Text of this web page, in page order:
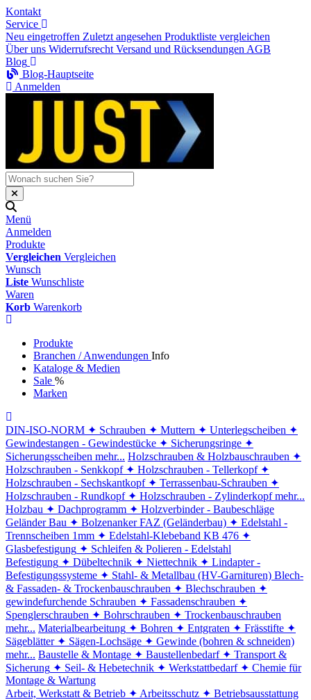
Kontakt
Service
Neu eingetroffen Zuletzt angesehen Produktliste vergleichen
Über uns Widerrufsrecht Versand und Rücksendungen AGB
Blog
Blog-Hauptseite
Anmelden
Menü
Anmelden
Produkte
Vergleichen Vergleichen
Wunsch
Liste Wunschliste
Waren
Korb Warenkorb
Produkte
Branchen / Anwendungen Info
Kataloge & Medien
Sale %
Marken
DIN-ISO-NORM ✦ Schrauben ✦ Muttern ✦ Unterlegscheiben ✦
Gewindestangen - Gewindestücke ✦ Sicherungsringe ✦
Sicherungsscheiben mehr... Holzschrauben & Holzbauschrauben ✦
Holzschrauben - Senkkopf ✦ Holzschrauben - Tellerkopf ✦
Holzschrauben - Sechskantkopf ✦ Terrassenbau-Schrauben ✦
Holzschrauben - Rundkopf ✦ Holzschrauben - Zylinderkopf mehr...
Holzbau ✦ Dachprogramm ✦ Holzverbinder - Baubeschläge
Geländer Bau ✦ Bolzenanker FAZ (Geländerbau) ✦ Edelstahl -
Trennscheiben 1mm ✦ Edelstahl-Klebeband KB 476 ✦
Glasbefestigung ✦ Schleifen & Polieren - Edelstahl
Befestigung ✦ Dübeltechnik ✦ Niettechnik ✦ Lindapter -
Befestigungssysteme ✦ Stahl- & Metallbau (HV-Garnituren) Blech-
& Fassaden- & Trockenbauschrauben ✦ Blechschrauben ✦
gewindefurchende Schrauben ✦ Fassadenschrauben ✦
Spenglerschrauben ✦ Bohrschrauben ✦ Trockenbauschrauben
mehr... Materialbearbeitung ✦ Bohren ✦ Entgraten ✦ Frässtifte ✦
Sägeblätter ✦ Sägen-Lochsäge ✦ Gewinde (bohren & schneiden)
mehr... Baustelle & Montage ✦ Baustellenbedarf ✦ Transport &
Sicherung ✦ Seil- & Hebetechnik ✦ Werkstattbedarf ✦ Chemie für
Montage & Wartung
Arbeit, Werkstatt & Betrieb ✦ Arbeitsschutz ✦ Betriebsausstattung